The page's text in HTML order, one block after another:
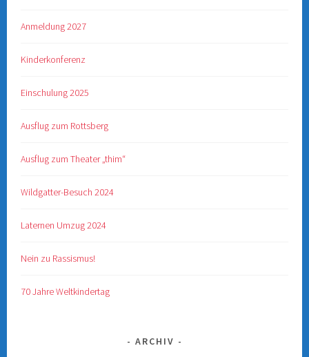
Anmeldung 2027
Kinderkonferenz
Einschulung 2025
Ausflug zum Rottsberg
Ausflug zum Theater „thim“
Wildgatter-Besuch 2024
Laternen Umzug 2024
Nein zu Rassismus!
70 Jahre Weltkindertag
ARCHIV